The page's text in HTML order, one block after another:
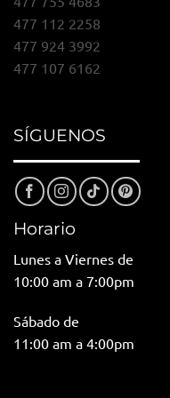
477 112 2258
477 924 3992
477 107 6162
SÍGUENOS
Horario
Lunes a Viernes de
10:00 am a 7:00pm
Sábado de
11:00 am a 4:00pm